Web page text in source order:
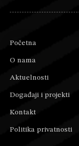
Početna
O nama
Aktuelnosti
Događaji i projekti
Kontakt
Politika privatnosti